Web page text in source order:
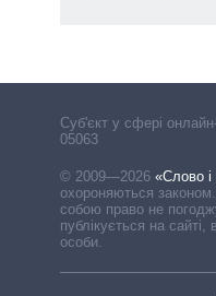
Cуб'єкт у сфері
05063
© 2009—2026 «Слово і
охороняються
собою право не
публікується на сайті,
особи.